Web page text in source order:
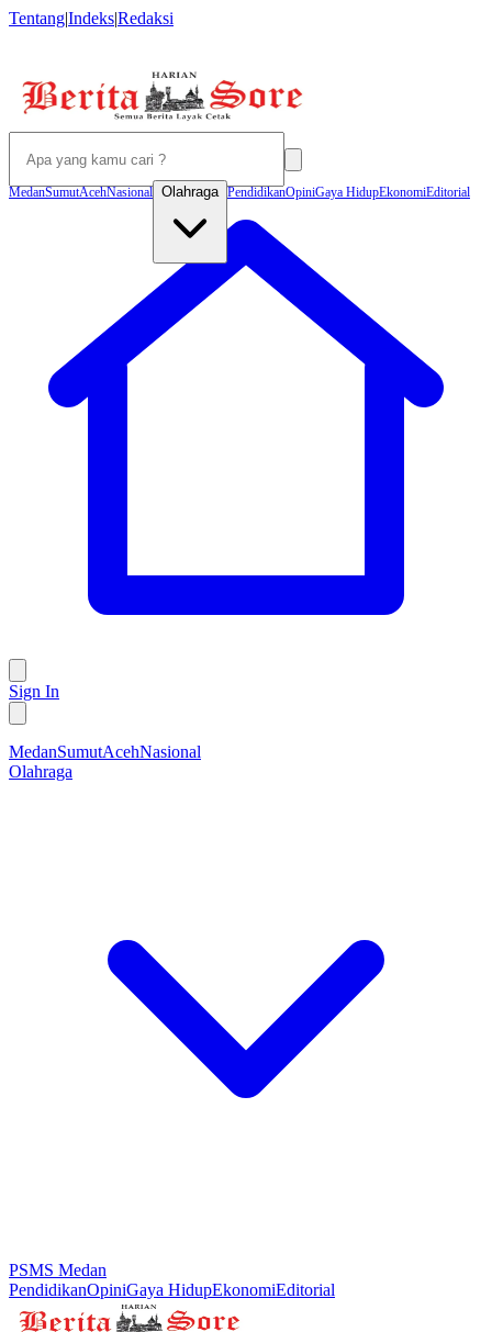
Tentang|Indeks|Redaksi
MedanSumutAcehNasional Olahraga PendidikanOpiniGaya HidupEkonomiEditorial
Sign In
MedanSumutAcehNasional
Olahraga
PSMS Medan
PendidikanOpiniGaya HidupEkonomiEditorial